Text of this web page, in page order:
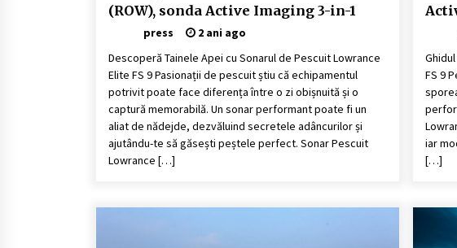
(ROW), sonda Active Imaging 3-in-1
press
2 ani ago
Descoperă Tainele Apei cu Sonarul de Pescuit Lowrance
Elite FS 9 Pasionații de pescuit știu că echipamentul
potrivit poate face diferența între o zi obișnuită și o
captură memorabilă. Un sonar performant poate fi un
aliat de nădejde, dezvăluind secretele adâncurilor și
ajutându-te să găsești peștele perfect. Sonar Pescuit
Lowrance […]
FS 9
iar
[…]